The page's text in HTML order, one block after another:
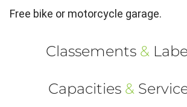
Free bike or motorcycle garage.
Classements &
Capacities &